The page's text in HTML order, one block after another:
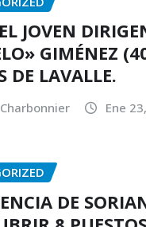
JOVEN
GIMÉNEZ
DE LAVALLE.
Ene
DE